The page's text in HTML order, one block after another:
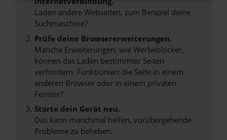
Laden andere Webseiten, zum Beispiel deine
Suchmaschine?
Prüfe deine Browsererweiterungen.
Manche Erweiterungen, wie Werbeblocker,
können das Laden bestimmter Seiten
verhindern. Funktioniert die Seite in einem
anderen Browser oder in einem privaten
Fenster?
Starte dein Gerät neu.
Das kann manchmal helfen, vorübergehende
Probleme zu beheben.